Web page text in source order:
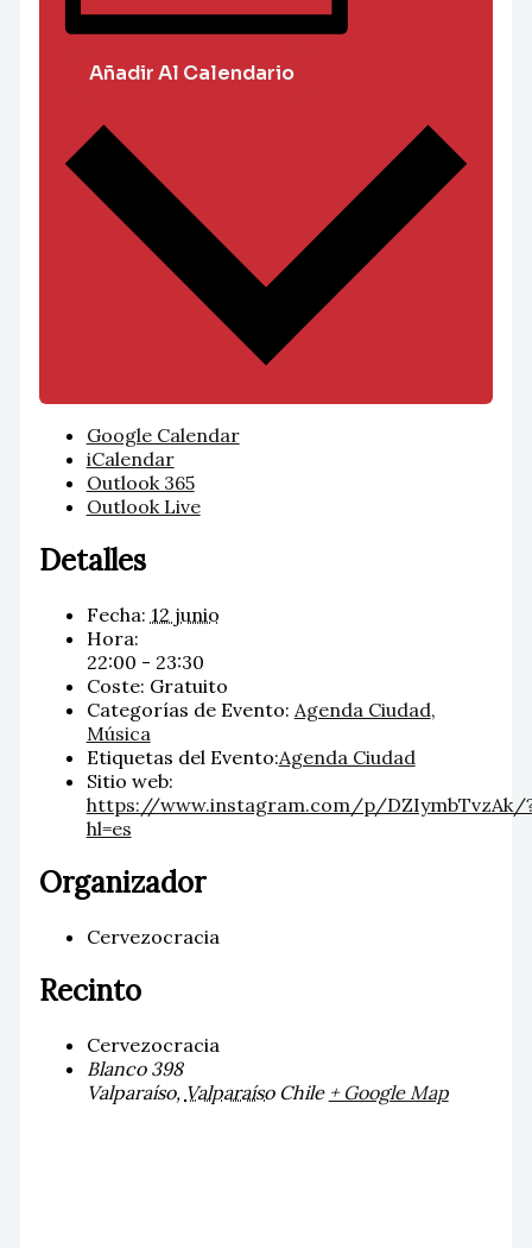
Añadir Al Calendario
Google Calendar
iCalendar
Outlook 365
Outlook Live
Detalles
Fecha: 12 junio
Hora:
22:00 - 23:30
Coste: Gratuito
Categorías de Evento: Agenda Ciudad,
Música
Etiquetas del Evento:Agenda Ciudad
Sitio web:
https://www.instagram.com/p/DZIymbTvzAk/
hl=es
Organizador
Cervezocracia
Recinto
Cervezocracia
Blanco 398
Valparaíso, Valparaíso Chile + Google Map